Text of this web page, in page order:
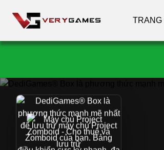
TRANG